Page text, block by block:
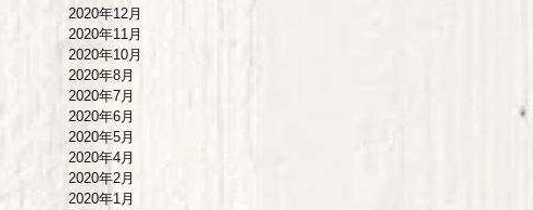
2020年12月
2020年11月
2020年10月
2020年8月
2020年7月
2020年6月
2020年5月
2020年4月
2020年2月
2020年1月